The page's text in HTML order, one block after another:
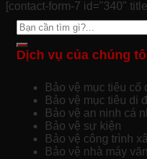
[contact-form-7 id="340"
Dịch vụ của chúng
Bảo vệ mục tiêu cố
Bảo vệ mục tiêu di
Bảo vệ an ninh cá
Bảo vệ sự kiện
Bảo vệ công trình
Bảo vệ nhà máy